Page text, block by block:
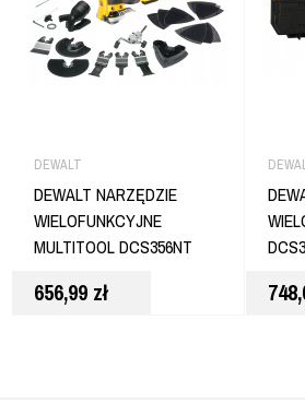
DEWALT
DEWALT NARZĘDZIE
WIELOFUNKCYJNE
MULTITOOL DCS356NT
656,99 zł